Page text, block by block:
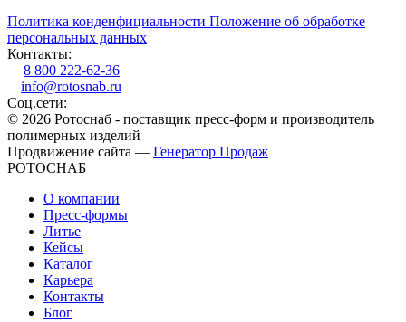
Политика конденфициальности Положение об обработке
персональных данных
Контакты:
8 800 222-62-36
info@rotosnab.ru
Соц.сети:
© 2026 Ротоснаб - поставщик пресс-форм и производитель
полимерных изделий
Продвижение сайта — Генератор Продаж
РОТОСНАБ
О компании
Пресс-формы
Литье
Кейсы
Каталог
Карьера
Контакты
Блог